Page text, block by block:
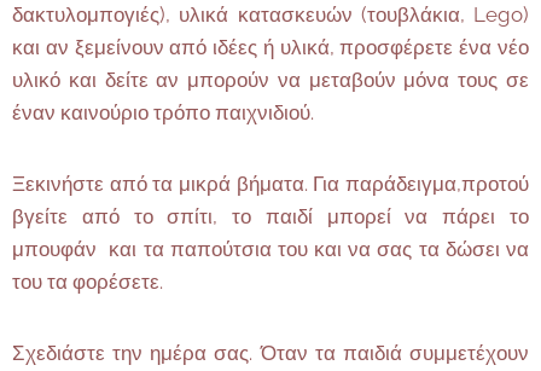
δακτυλομπογιές), υλικά κατασκευών (τουβλάκια, Lego)
και αν ξεμείνουν από ιδέες ή υλικά, προσφέρετε ένα νέο
υλικό και δείτε αν μπορούν να μεταβούν μόνα τους σε
έναν καινούριο τρόπο παιχνιδιού.
Ξεκινήστε από τα μικρά βήματα. Για παράδειγμα,προτού
βγείτε από το σπίτι, το παιδί μπορεί να πάρει το
μπουφάν και τα παπούτσια του και να σας τα δώσει να
του τα φορέσετε.
Σχεδιάστε την ημέρα σας. Όταν τα παιδιά συμμετέχουν